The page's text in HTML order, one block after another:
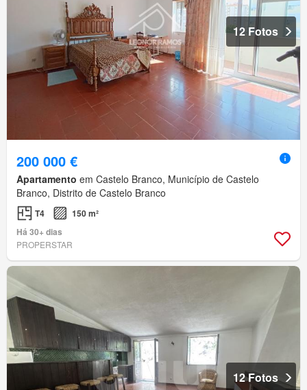
12 Fotos
200 000 €
Apartamento em Castelo Branco, Município de Castelo
Branco, Distrito de Castelo Branco
T4
150 m²
Há 30+ dias
PROPERSTAR
12 Fotos